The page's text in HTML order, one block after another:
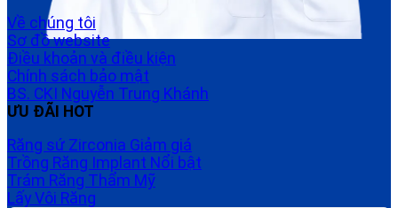
Về chúng tôi
Sơ đồ website
Điều khoản và điều kiện
Chính sách bảo mật
BS. CKI Nguyễn Trung Khánh
ƯU ĐÃI HOT
Răng sứ Zirconia
Trồng Răng Implant
Trám Răng Thẩm Mỹ
Lấy Vôi Răng